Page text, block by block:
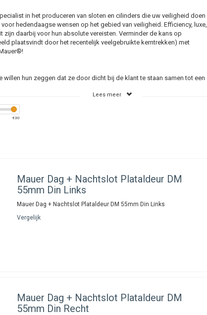
in het produceren van sloten en cilinders die uw veiligheid doen
hedendaagse wensen op het gebied van veiligheid. Efficiency, luxe,
daarbij voor hun absolute vereisten. Verminder de kans op
plaatsvindt door het recentelijk veelgebruikte kerntrekken) met
willen hun zeggen dat ze door dicht bij de klant te staan samen tot een
website met bestelplatform.Lees meer
€30
Mauer Dag + Nachtslot Plataldeur DM
55mm Din Links
Mauer Dag + Nachtslot Plataldeur DM 55mm Din Links
Vergelijk
Mauer Dag + Nachtslot Plataldeur DM
55mm Din Recht